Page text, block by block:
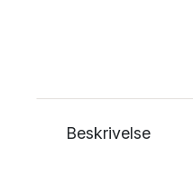
Beskrivelse